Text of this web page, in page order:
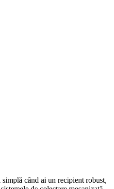
când ai un recipient robust,